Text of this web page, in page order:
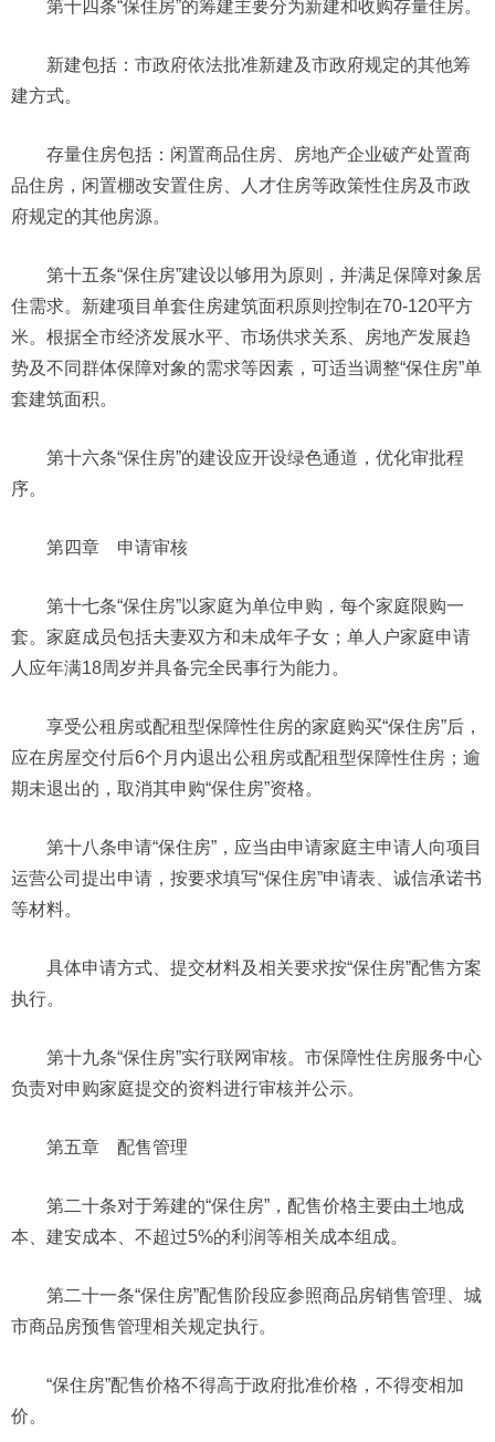
第十四条“保住房”的筹建主要分为新建和收购存量住房。
新建包括：市政府依法批准新建及市政府规定的其他筹
建方式。
存量住房包括：闲置商品住房、房地产企业破产处置商
品住房，闲置棚改安置住房、人才住房等政策性住房及市政
府规定的其他房源。
第十五条“保住房”建设以够用为原则，并满足保障对象居
住需求。新建项目单套住房建筑面积原则控制在70-120平方
米。根据全市经济发展水平、市场供求关系、房地产发展趋
势及不同群体保障对象的需求等因素，可适当调整“保住房”单
套建筑面积。
第十六条“保住房”的建设应开设绿色通道，优化审批程
序。
第四章 申请审核
第十七条“保住房”以家庭为单位申购，每个家庭限购一
套。家庭成员包括夫妻双方和未成年子女；单人户家庭申请
人应年满18周岁并具备完全民事行为能力。
享受公租房或配租型保障性住房的家庭购买“保住房”后，
应在房屋交付后6个月内退出公租房或配租型保障性住房；逾
期未退出的，取消其申购“保住房”资格。
第十八条申请“保住房”，应当由申请家庭主申请人向项目
运营公司提出申请，按要求填写“保住房”申请表、诚信承诺书
等材料。
具体申请方式、提交材料及相关要求按“保住房”配售方案
执行。
第十九条“保住房”实行联网审核。市保障性住房服务中心
负责对申购家庭提交的资料进行审核并公示。
第五章 配售管理
第二十条对于筹建的“保住房”，配售价格主要由土地成
本、建安成本、不超过5%的利润等相关成本组成。
第二十一条“保住房”配售阶段应参照商品房销售管理、城
市商品房预售管理相关规定执行。
“保住房”配售价格不得高于政府批准价格，不得变相加
价。